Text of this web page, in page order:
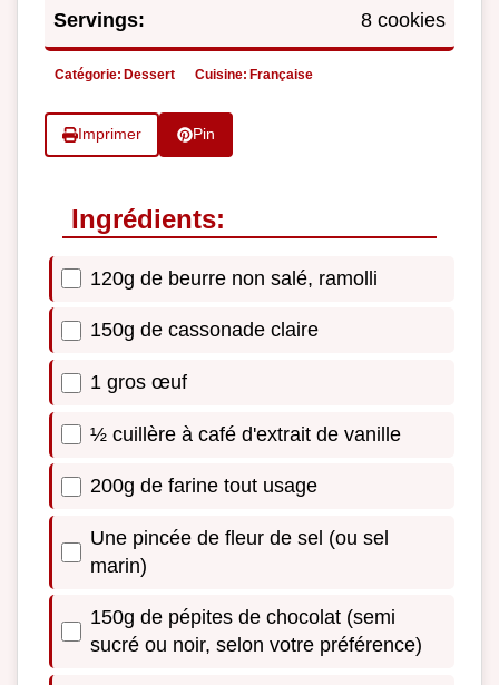
Servings: 8 cookies
Catégorie: Dessert Cuisine: Française
Imprimer Pin
Ingrédients:
120g de beurre non salé, ramolli
150g de cassonade claire
1 gros œuf
½ cuillère à café d'extrait de vanille
200g de farine tout usage
Une pincée de fleur de sel (ou sel
marin)
150g de pépites de chocolat (semi
sucré ou noir, selon votre préférence)